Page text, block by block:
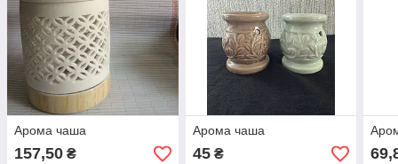
Арома чаша
157,50 ₴
Арома чаша
45₴